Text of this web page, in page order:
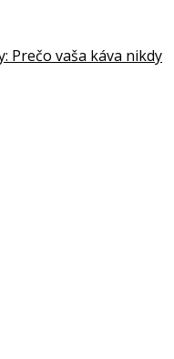
Prečo vaša káva nikdy